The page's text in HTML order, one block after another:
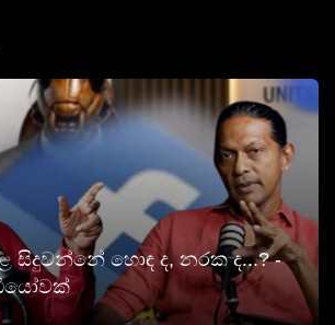
සිදුවන්නේ හොඳ ද, නරක ද...? -